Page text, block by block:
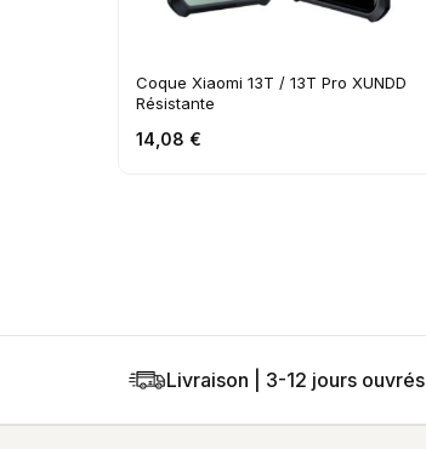
Coque Xiaomi 13T / 13T Pro XUNDD
Résistante
14,08 €
Livraison | 3-12 jours ouvrés